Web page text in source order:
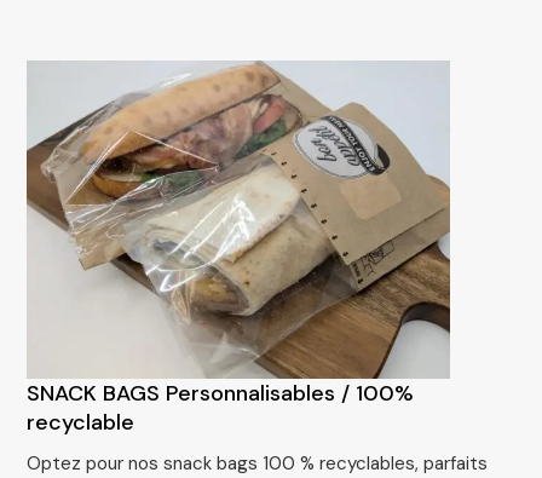
SNACK BAGS Personnalisables / 100%
recyclable
Optez pour nos snack bags 100 % recyclables, parfaits